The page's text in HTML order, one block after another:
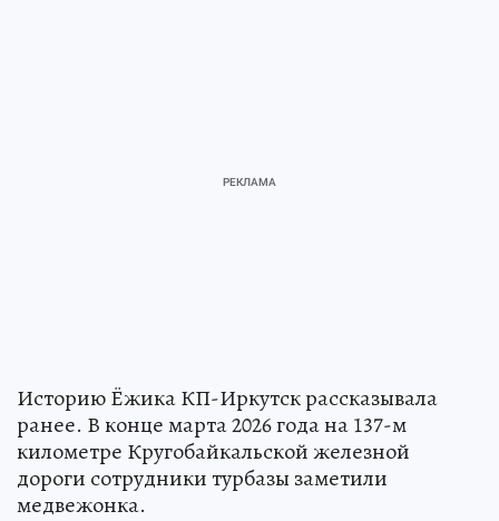
Историю Ёжика КП-Иркутск рассказывала
ранее. В конце марта 2026 года на 137-м
километре Кругобайкальской железной
дороги сотрудники турбазы заметили
медвежонка.